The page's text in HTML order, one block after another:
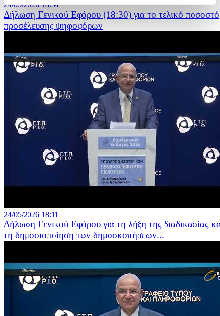
24/05/2026 18:54
Δήλωση Γενικού Εφόρου (18:30) για το τελικό ποσοστό
προσέλευσης ψηφοφόρων
24/05/2026 18:11
Δήλωση Γενικού Εφόρου για τη λήξη της διαδικασίας
τη δημοσιοποίηση των δημοσκοπήσεων...